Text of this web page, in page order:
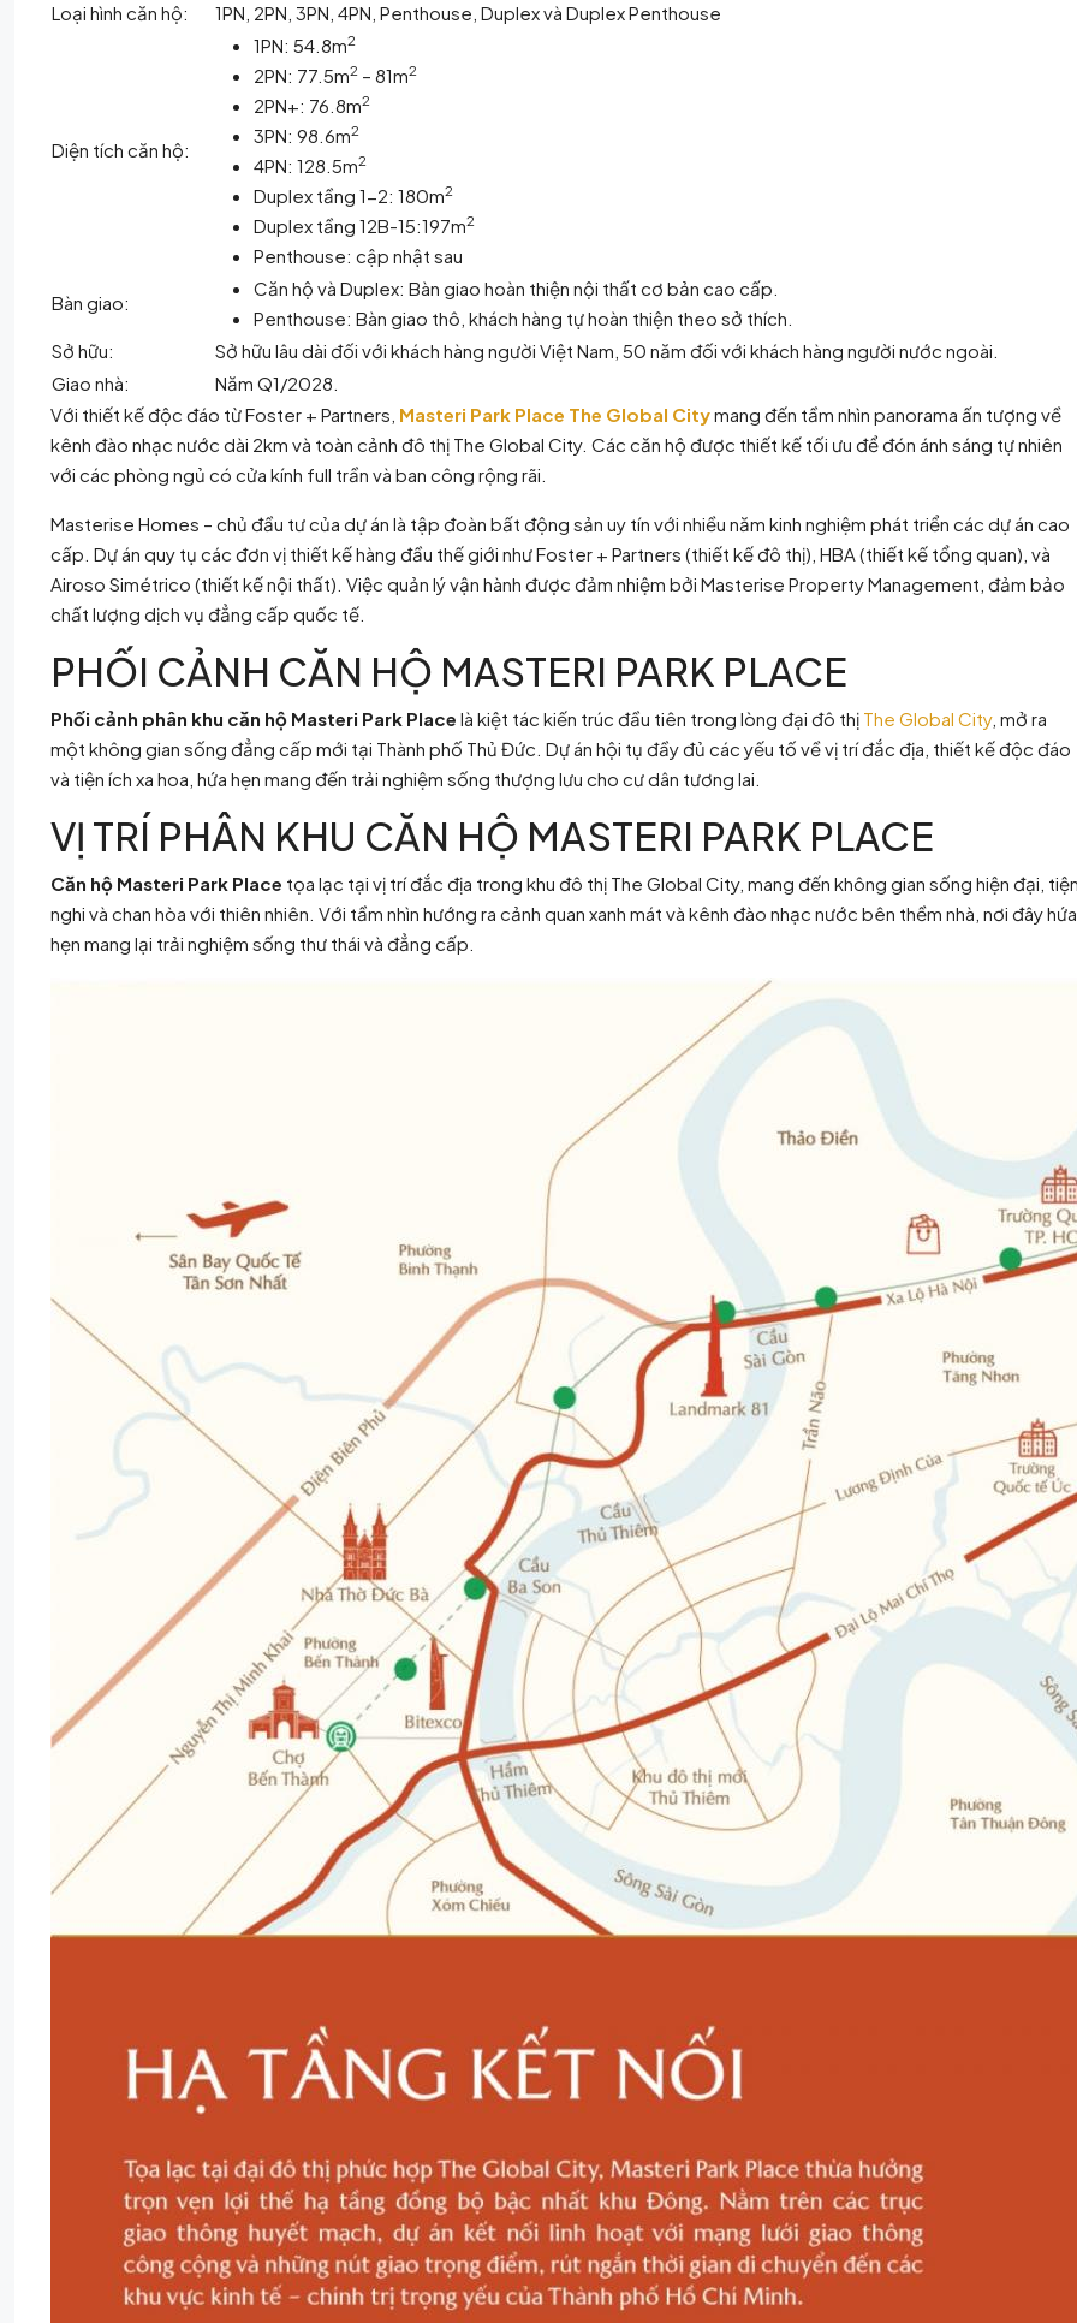
Loại hình căn hộ:
1PN, 2PN, 3PN, 4PN, Penthouse, Duplex và Duplex Penthouse
Diện tích căn hộ:
1PN: 54.8m2
2PN: 77.5m2 – 81m2
2PN+: 76.8m2
3PN: 98.6m2
4PN: 128.5m2
Duplex tầng 1-2: 180m2
Duplex tầng 12B-15:197m2
Penthouse: cập nhật sau
Bàn giao:
Căn hộ và Duplex: Bàn giao hoàn thiện nội thất cơ bản cao cấp.
Penthouse: Bàn giao thô, khách hàng tự hoàn thiện theo sở thích.
Sở hữu:
Sở hữu lâu dài đối với khách hàng người Việt Nam, 50 năm đối với khách hàng người nước ngoài.
Giao nhà:
Năm Q1/2028.
Với thiết kế độc đáo từ Foster + Partners, Masteri Park Place The Global Citymang đến tầm nhìn panorama ấn tượng về
kênh đào nhạc nước dài 2km và toàn cảnh đô thị The Global City. Các căn hộ được thiết kế tối ưu để đón ánh sáng tự nhiên
với các phòng ngủ có cửa kính full trần và ban công rộng rãi.
Masterise Homes – chủ đầu tư của dự án là tập đoàn bất động sản uy tín với nhiều năm kinh nghiệm phát triển các dự án cao
cấp. Dự án quy tụ các đơn vị thiết kế hàng đầu thế giới như Foster + Partners (thiết kế đô thị), HBA (thiết kế tổng quan), và
Airoso Simétrico (thiết kế nội thất). Việc quản lý vận hành được đảm nhiệm bởi Masterise Property Management, đảm bảo
chất lượng dịch vụ đẳng cấp quốc tế.
PHỐI CẢNH CĂN HỘ MASTERI PARK PLACE
Phối cảnh phân khu căn hộ Masteri Park Place là kiệt tác kiến trúc đầu tiên trong lòng đại đô thị The Global City, mở ra
một không gian sống đẳng cấp mới tại Thành phố Thủ Đức. Dự án hội tụ đầy đủ các yếu tố về vị trí đắc địa, thiết kế độc đáo
và tiện ích xa hoa, hứa hẹn mang đến trải nghiệm sống thượng lưu cho cư dân tương lai.
VỊ TRÍ PHÂN KHU CĂN HỘ MASTERI PARK PLACE
Căn hộ Masteri Park Place tọa lạc tại vị trí đắc địa trong khu đô thị The Global City, mang đến không gian sống hiện đại,
nghi và chan hòa với thiên nhiên. Với tầm nhìn hướng ra cảnh quan xanh mát và kênh đào nhạc nước bên thềm nhà, nơi đây hứa
hẹn mang lại trải nghiệm sống thư thái và đẳng cấp.